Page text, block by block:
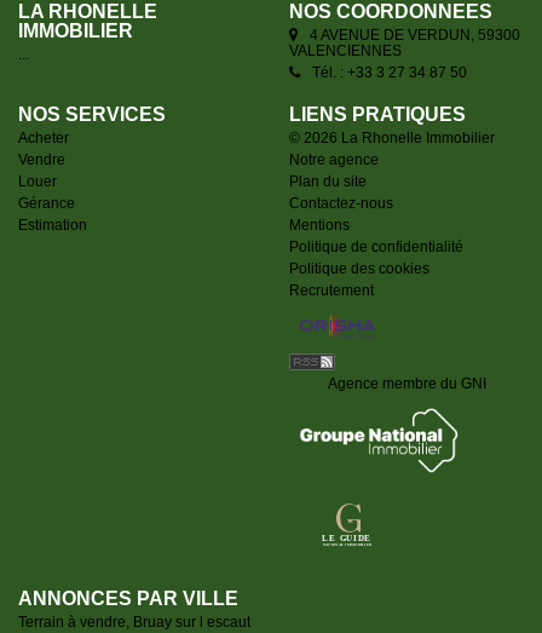
LA RHONELLE
IMMOBILIER
...
NOS COORDONNÉES
4 AVENUE DE VERDUN, 59300
VALENCIENNES
Tél. : +33 3 27 34 87 50
NOS SERVICES
Acheter
Vendre
Louer
Gérance
Estimation
LIENS PRATIQUES
© 2026 La Rhonelle Immobilier
Notre agence
Plan du site
Contactez-nous
Mentions
Politique de confidentialité
Politique des cookies
Recrutement
Agence membre du GNI
ANNONCES PAR VILLE
Terrain à vendre, Bruay sur l escaut